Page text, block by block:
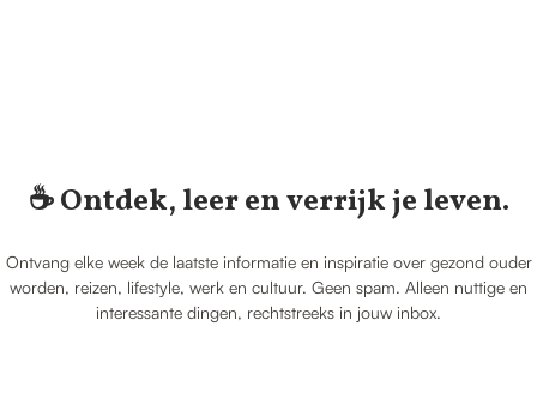
☕️ Ontdek, leer en verrijk je leven.
Ontvang elke week de laatste informatie en inspiratie over gezond ouder
worden, reizen, lifestyle, werk en cultuur. Geen spam. Alleen nuttige en
interessante dingen, rechtstreeks in jouw inbox.